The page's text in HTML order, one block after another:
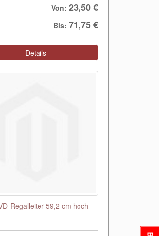
Von: 23,50 €
Bis: 71,75 €
Details
Regalleiter 59,2 cm hoch